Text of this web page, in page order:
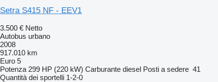
Setra S415 NF - EEV1
3.500 € Netto
Autobus urbano
2008
917.010 km
Euro 5
Potenza 299 HP (220 kW) Carburante diesel Posti a sedere 41
Quantità dei sportelli 1-2-0